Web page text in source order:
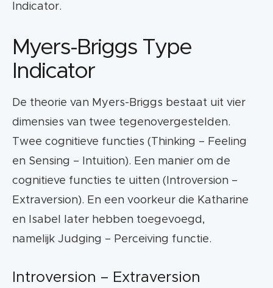
De humanistische bezoeker
Hou bij het inrichten van je website en al je
communicatie uitingen rekening met al
behoeftes worden voorzien. De één wil
bijvoorbeeld graag veel (technische)
gevoeliger is voor gevoel.
Indicator.
Myers-Briggs Type
Indicator
De theorie van Myers-Briggs bestaat uit vier
dimensies van twee tegenovergestelden.
Twee cognitieve functies (Thinking – Feeling
en Sensing – Intuition). Een manier om de
cognitieve functies te uitten (Introversion –
Extraversion). En een voorkeur die Katharine
en Isabel later hebben toegevoegd,
namelijk Judging – Perceiving functie.
Introversion – Extraversion